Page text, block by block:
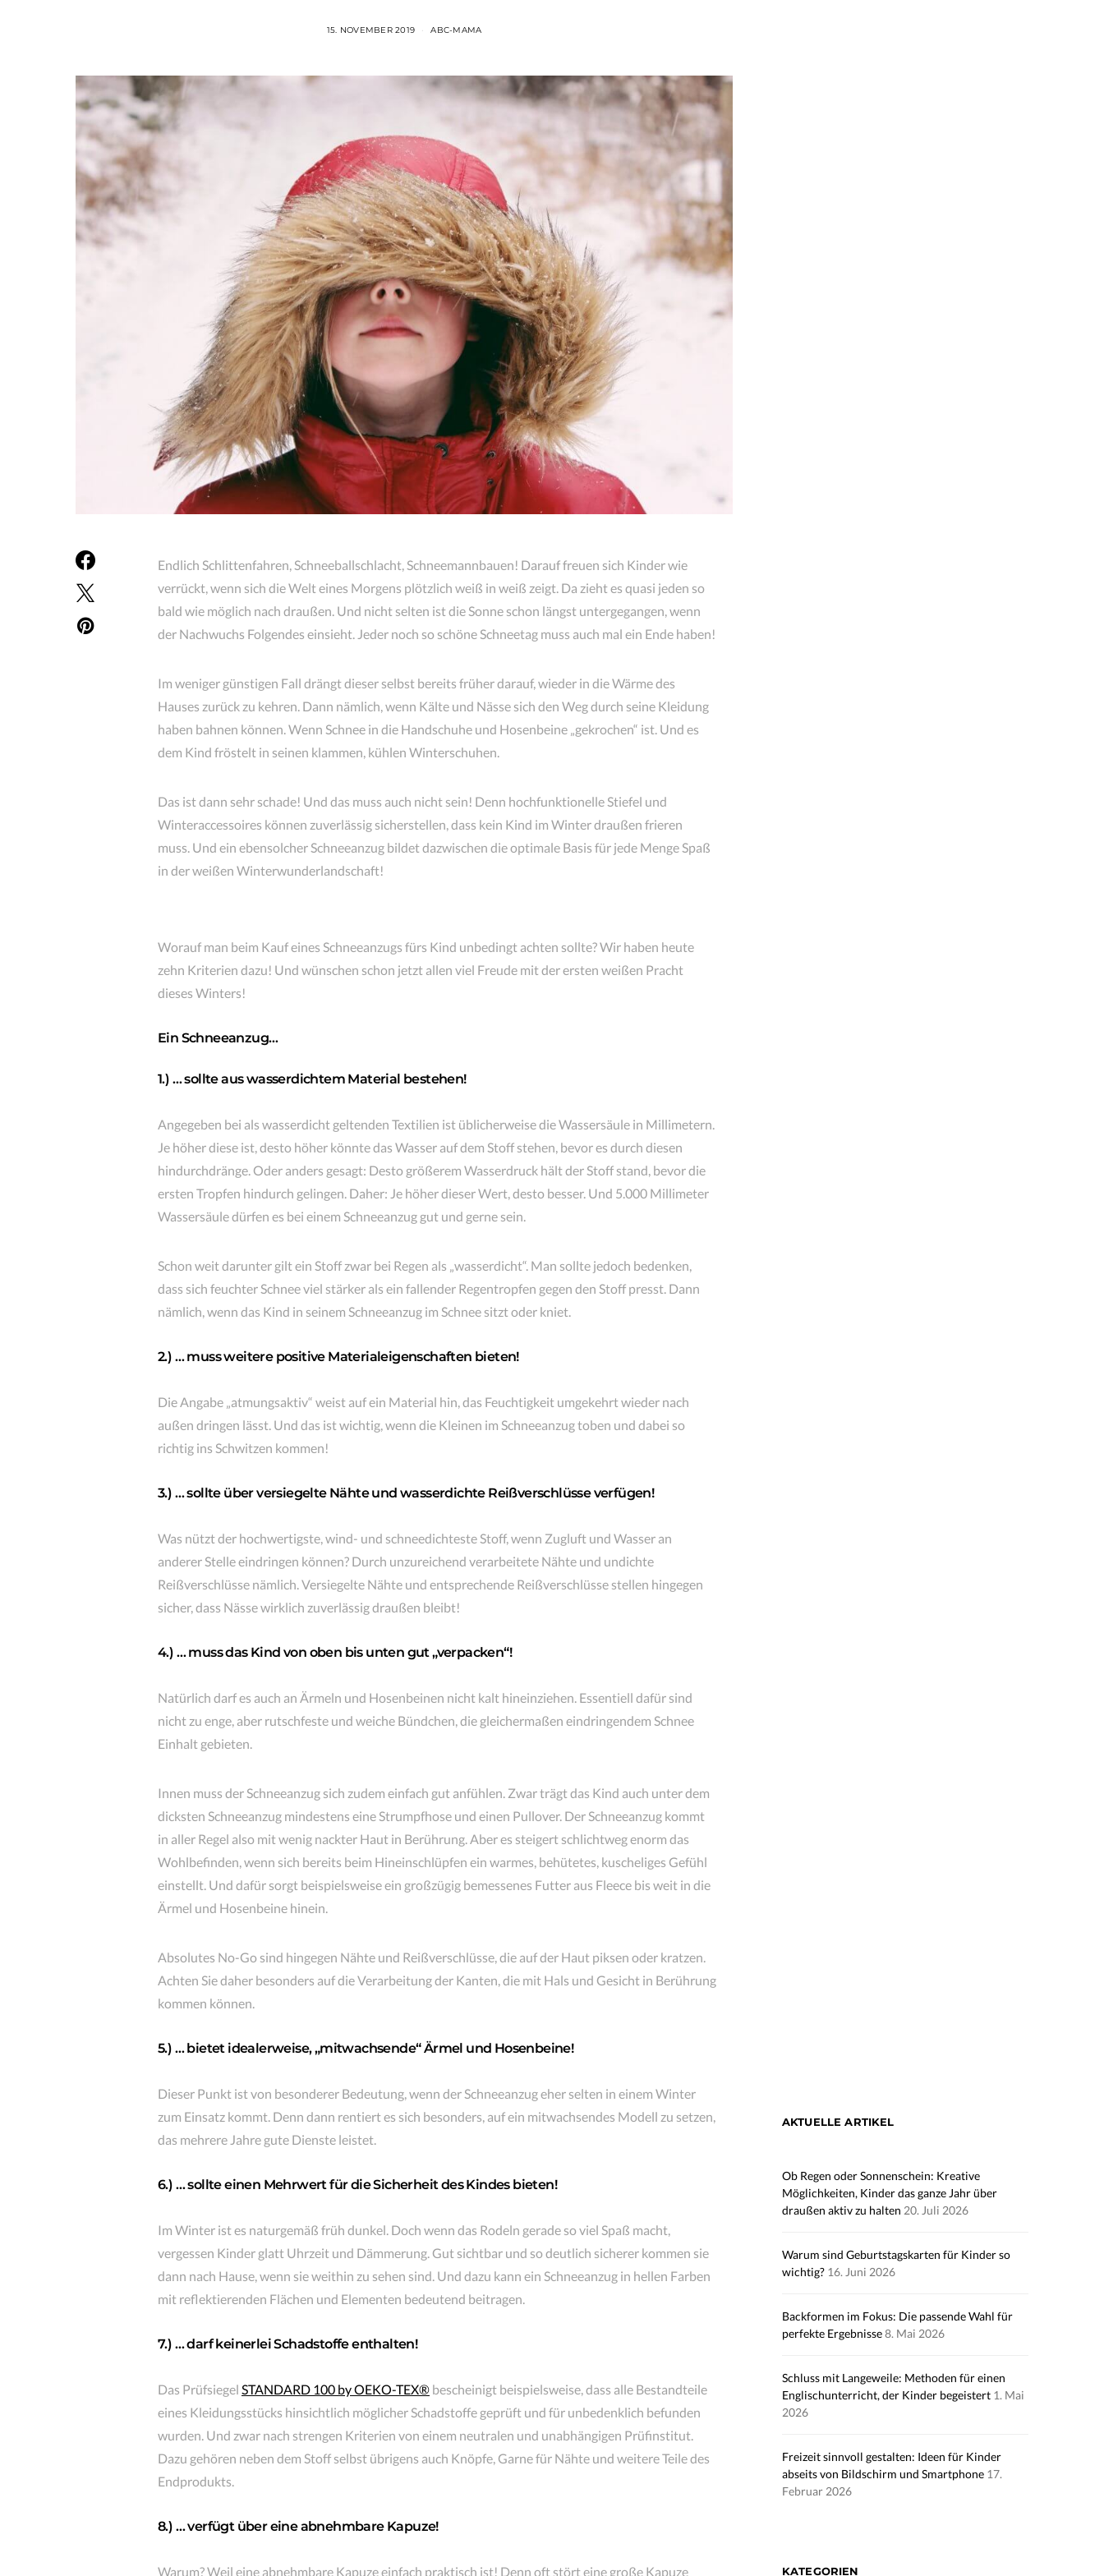
15. NOVEMBER 2019 ABC-MAMA
Endlich Schlittenfahren, Schneeballschlacht, Schneemannbauen! Darauf freuen sich Kinder wie
verrückt, wenn sich die Welt eines Morgens plötzlich weiß in weiß zeigt. Da zieht es quasi jeden so
bald wie möglich nach draußen. Und nicht selten ist die Sonne schon längst untergegangen, wenn
der Nachwuchs Folgendes einsieht. Jeder noch so schöne Schneetag muss auch mal ein Ende haben!
Im weniger günstigen Fall drängt dieser selbst bereits früher darauf, wieder in die Wärme des
Hauses zurück zu kehren. Dann nämlich, wenn Kälte und Nässe sich den Weg durch seine Kleidung
haben bahnen können. Wenn Schnee in die Handschuhe und Hosenbeine „gekrochen“ ist. Und es
dem Kind fröstelt in seinen klammen, kühlen Winterschuhen.
Das ist dann sehr schade! Und das muss auch nicht sein! Denn hochfunktionelle Stiefel und
Winteraccessoires können zuverlässig sicherstellen, dass kein Kind im Winter draußen frieren
muss. Und ein ebensolcher Schneeanzug bildet dazwischen die optimale Basis für jede Menge Spaß
in der weißen Winterwunderlandschaft!
Worauf man beim Kauf eines Schneeanzugs fürs Kind unbedingt achten sollte? Wir haben heute
zehn Kriterien dazu! Und wünschen schon jetzt allen viel Freude mit der ersten weißen Pracht
dieses Winters!
Ein Schneeanzug…
1.) … sollte aus wasserdichtem Material bestehen!
Angegeben bei als wasserdicht geltenden Textilien ist üblicherweise die Wassersäule in Millimetern.
Je höher diese ist, desto höher könnte das Wasser auf dem Stoff stehen, bevor es durch diesen
hindurchdränge. Oder anders gesagt: Desto größerem Wasserdruck hält der Stoff stand, bevor die
ersten Tropfen hindurch gelingen. Daher: Je höher dieser Wert, desto besser. Und 5.000 Millimeter
Wassersäule dürfen es bei einem Schneeanzug gut und gerne sein.
Schon weit darunter gilt ein Stoff zwar bei Regen als „wasserdicht“. Man sollte jedoch bedenken,
dass sich feuchter Schnee viel stärker als ein fallender Regentropfen gegen den Stoff presst. Dann
nämlich, wenn das Kind in seinem Schneeanzug im Schnee sitzt oder kniet.
2.) … muss weitere positive Materialeigenschaften bieten!
Die Angabe „atmungsaktiv“ weist auf ein Material hin, das Feuchtigkeit umgekehrt wieder nach
außen dringen lässt. Und das ist wichtig, wenn die Kleinen im Schneeanzug toben und dabei so
richtig ins Schwitzen kommen!
3.) … sollte über versiegelte Nähte und wasserdichte Reißverschlüsse verfügen!
Was nützt der hochwertigste, wind- und schneedichteste Stoff, wenn Zugluft und Wasser an
anderer Stelle eindringen können? Durch unzureichend verarbeitete Nähte und undichte
Reißverschlüsse nämlich. Versiegelte Nähte und entsprechende Reißverschlüsse stellen hingegen
sicher, dass Nässe wirklich zuverlässig draußen bleibt!
4.) … muss das Kind von oben bis unten gut „verpacken“!
Natürlich darf es auch an Ärmeln und Hosenbeinen nicht kalt hineinziehen. Essentiell dafür sind
nicht zu enge, aber rutschfeste und weiche Bündchen, die gleichermaßen eindringendem Schnee
Einhalt gebieten.
Innen muss der Schneeanzug sich zudem einfach gut anfühlen. Zwar trägt das Kind auch unter dem
dicksten Schneeanzug mindestens eine Strumpfhose und einen Pullover. Der Schneeanzug kommt
in aller Regel also mit wenig nackter Haut in Berührung. Aber es steigert schlichtweg enorm das
Wohlbefinden, wenn sich bereits beim Hineinschlüpfen ein warmes, behütetes, kuscheliges Gefühl
einstellt. Und dafür sorgt beispielsweise ein großzügig bemessenes Futter aus Fleece bis weit in die
Ärmel und Hosenbeine hinein.
Absolutes No-Go sind hingegen Nähte und Reißverschlüsse, die auf der Haut piksen oder kratzen.
Achten Sie daher besonders auf die Verarbeitung der Kanten, die mit Hals und Gesicht in Berührung
kommen können.
5.) … bietet idealerweise, „mitwachsende“ Ärmel und Hosenbeine!
Dieser Punkt ist von besonderer Bedeutung, wenn der Schneeanzug eher selten in einem Winter
zum Einsatz kommt. Denn dann rentiert es sich besonders, auf ein mitwachsendes Modell zu setzen,
das mehrere Jahre gute Dienste leistet.
6.) … sollte einen Mehrwert für die Sicherheit des Kindes bieten!
Im Winter ist es naturgemäß früh dunkel. Doch wenn das Rodeln gerade so viel Spaß macht,
vergessen Kinder glatt Uhrzeit und Dämmerung. Gut sichtbar und so deutlich sicherer kommen sie
dann nach Hause, wenn sie weithin zu sehen sind. Und dazu kann ein Schneeanzug in hellen Farben
mit reflektierenden Flächen und Elementen bedeutend beitragen.
7.) … darf keinerlei Schadstoffe enthalten!
Das Prüfsiegel STANDARD 100 by OEKO-TEX® bescheinigt beispielsweise, dass alle Bestandteile
eines Kleidungsstücks hinsichtlich möglicher Schadstoffe geprüft und für unbedenklich befunden
wurden. Und zwar nach strengen Kriterien von einem neutralen und unabhängigen Prüfinstitut.
Dazu gehören neben dem Stoff selbst übrigens auch Knöpfe, Garne für Nähte und weitere Teile des
Endprodukts.
8.) … verfügt über eine abnehmbare Kapuze!
Warum? Weil eine abnehmbare Kapuze einfach praktisch ist! Denn oft stört eine große Kapuze
AKTUELLE ARTIKEL
Ob Regen oder Sonnenschein: Kreative
Möglichkeiten, Kinder das ganze Jahr über
draußen aktiv zu halten 20. Juli 2026
Warum sind Geburtstagskarten für Kinder so
wichtig? 16. Juni 2026
Backformen im Fokus: Die passende Wahl für
perfekte Ergebnisse8. Mai 2026
Schluss mit Langeweile: Methoden für einen
Englischunterricht, der Kinder begeistert 1. Mai
2026
Freizeit sinnvoll gestalten: Ideen für Kinder
abseits von Bildschirm und Smartphone 17.
Februar 2026
KATEGORIEN